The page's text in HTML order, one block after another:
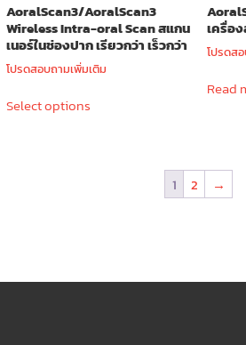
AoralScan3/AoralScan3
Wireless Intra-oral Scan สแกน
เนอร์ในช่องปาก เรียวกว่า เร็วกว่า
โปรดสอบถามเพิ่มเติม
Select optionsproduct
on
เครื่อ
โปรดส
Read
1 2 →